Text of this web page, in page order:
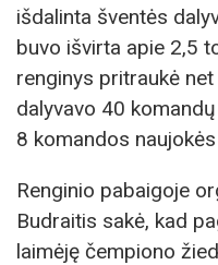
išdalinta šventės
buvo išvirta apie 2,5
renginys pritraukė
dalyvavo 40
8 komandos
Renginio pabaigoje
Budraitis sakė, kad
laimėję čempiono